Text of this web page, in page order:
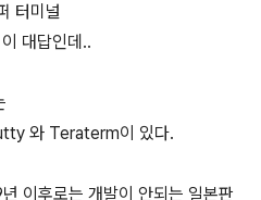
터미널
대답인데..
와 Teraterm이 있다.
이후로는 개발이 안되는 일본판